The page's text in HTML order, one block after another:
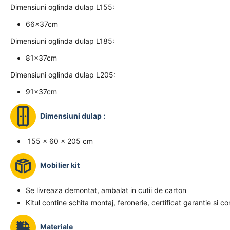
Dimensiuni oglinda dulap L155:
66x37cm
Dimensiuni oglinda dulap L185:
81x37cm
Dimensiuni oglinda dulap L205:
91x37cm
Dimensiuni dulap :
155 x 60 x 205 cm
Mobilier kit
Se livreaza demontat, ambalat in cutii de carton
Kitul contine schita montaj, feronerie, certificat garantie si
Materiale